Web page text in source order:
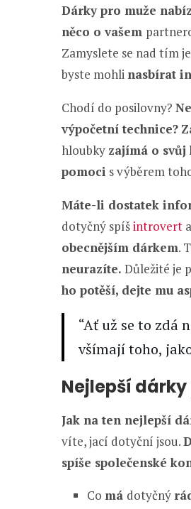
Dárky pro muže
něco o vašem
Zamyslete se nad tím
byste mohli nasbírat
Chodí do posilovny?
výpočetní technice?
hloubky zajímá o svůj
pomoci s výběrem
Máte-li dostatek
dotyčný spíšintrovert
obecnějším dárkem.
neurazíte. Důležité je
ho potěší, dejte mu
“Ať už se to zdá
všímají toho,
Nejlepší dárky
Jak na ten nejlepší
víte, jací dotyční jsou.
spíše společenské
Co má dotyčný